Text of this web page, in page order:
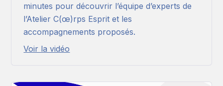
minutes pour découvrir l’équipe d’experts de
l’Atelier C(œ)rps Esprit et les
accompagnements proposés.
Voir la vidéo